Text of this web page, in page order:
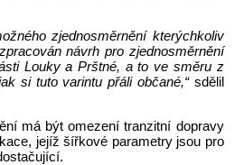
zjednosměrnění kterýchkoliv
návrh pro zjednosměrnění
Louky a Prštné, a to ve směru z
si tuto varintu přáli občané,“sdělil
má být omezení tranzitní dopravy
jejíž šířkové parametry jsou pro